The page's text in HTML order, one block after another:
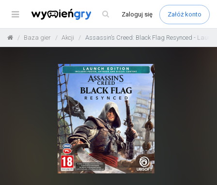
Menu Zaloguj się Załóż konto
Baza gier Akcji Assassin’s Creed: Black Flag Resynced -